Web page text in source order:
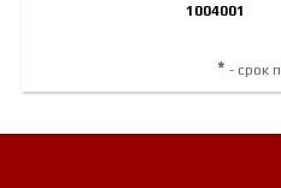
1004001
* - срок